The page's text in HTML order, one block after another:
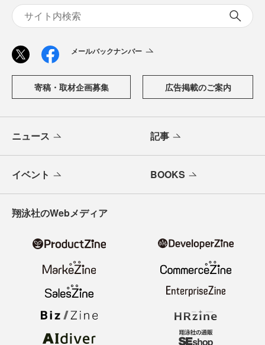
メールバックナンバー
寄稿・取材企画募集 広告掲載のご案内
ニュース 記事
イベント BOOKS
翔泳社のWebメディア